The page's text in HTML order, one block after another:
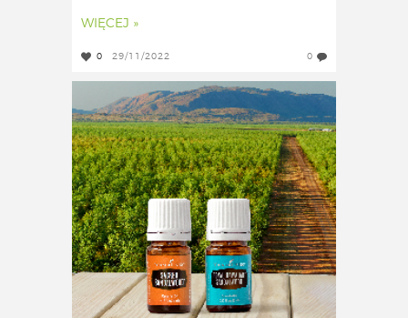
WIĘCEJ »
0 29/11/2022 0